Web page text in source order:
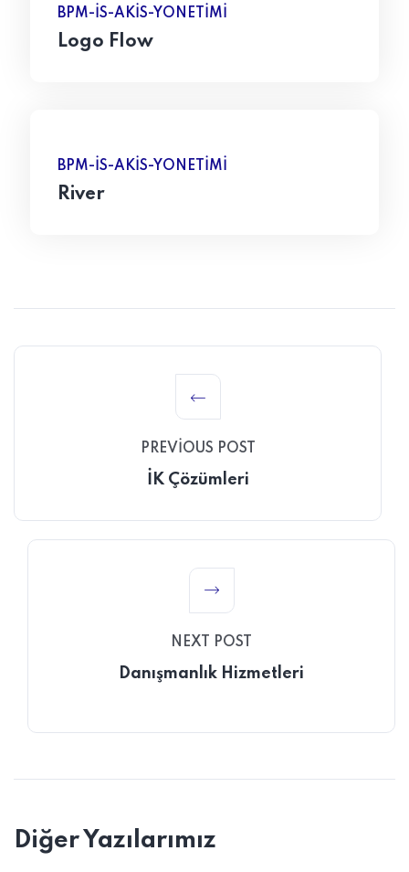
BPM-IS-AKIS-YONETIMI
Logo Flow
BPM-IS-AKIS-YONETIMI
River
PREVIOUS POST
İK Çözümleri
NEXT POST
Danışmanlık Hizmetleri
Diğer Yazılarımız